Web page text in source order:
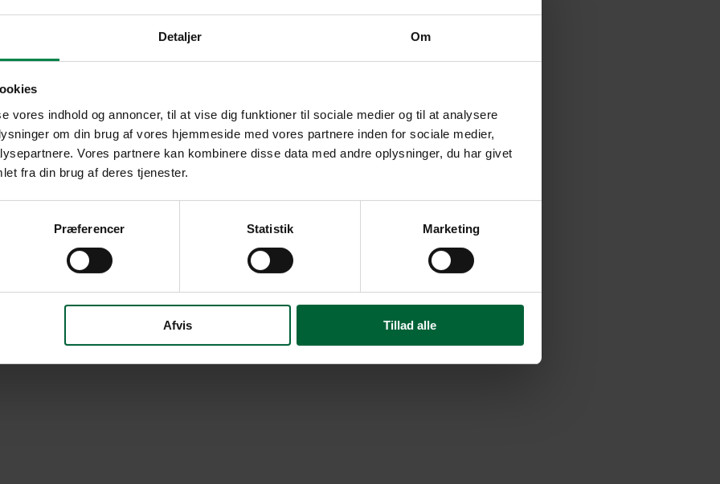
Detaljer Om
vores indhold og annoncer, til at vise dig funktioner til sociale medier og til at analysere
om din brug af vores hjemmeside med vores partnere inden for sociale medier,
Vores partnere kan kombinere disse data med andre oplysninger, du har givet
fra din brug af deres tjenester.
Præferencer Statistik Marketing
Afvis Tillad alle